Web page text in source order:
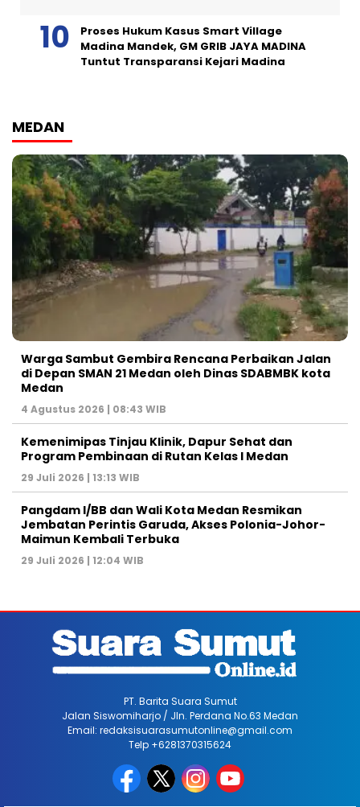
Proses Hukum Kasus Smart Village
Madina Mandek, GM GRIB JAYA MADINA
Tuntut Transparansi Kejari Madina
MEDAN
Warga Sambut Gembira Rencana Perbaikan Jalan
di Depan SMAN 21 Medan oleh Dinas SDABMBK kota
Medan
4 Agustus 2026 | 08:43 WIB
Kemenimipas Tinjau Klinik, Dapur Sehat dan
Program Pembinaan di Rutan Kelas I Medan
29 Juli 2026 | 13:13 WIB
Pangdam I/BB dan Wali Kota Medan Resmikan
Jembatan Perintis Garuda, Akses Polonia-Johor-
Maimun Kembali Terbuka
29 Juli 2026 | 12:04 WIB
PT. Barita Suara Sumut
Jalan Siswomiharjo / Jln. Perdana No.63 Medan
Email: redaksisuarasumutonline@gmail.com
Telp +6281370315624